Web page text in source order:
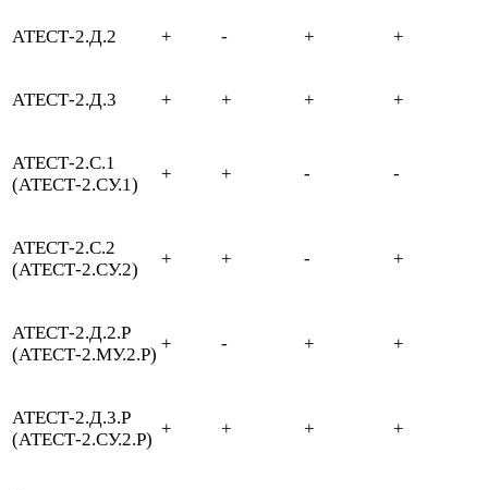
АТЕСТ-2.Д.2 + - + +
АТЕСТ-2.Д.3 + + + +
АТЕСТ-2.С.1
(АТЕСТ-2.СУ.1)
+ + - -
АТЕСТ-2.С.2
(АТЕСТ-2.СУ.2)
+ + - +
АТЕСТ-2.Д.2.Р
(АТЕСТ-2.МУ.2.Р)
+ - + +
АТЕСТ-2.Д.3.Р
(АТЕСТ-2.СУ.2.Р)
+ + + +